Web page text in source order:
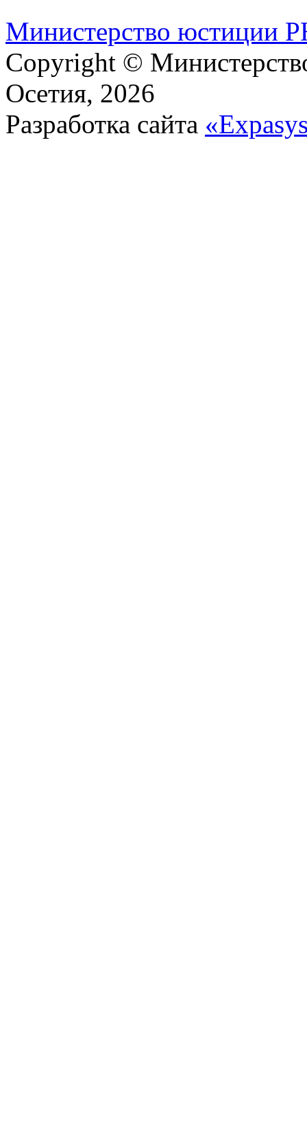
М​и​н​и​с​т​е​р​с​т​в​о​ ​ю​с​т​и​ц​и​и​
Copyright ©
Осетия, 2026
Разработка сайта